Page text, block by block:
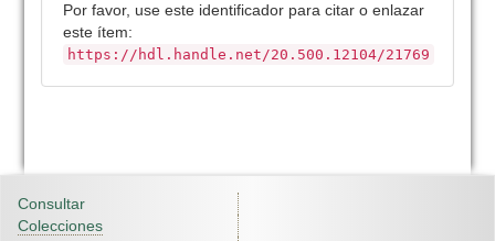
Por favor, use este identificador para citar o enlazar
este ítem:
https://hdl.handle.net/20.500.12104/21769
Consultar
Colecciones